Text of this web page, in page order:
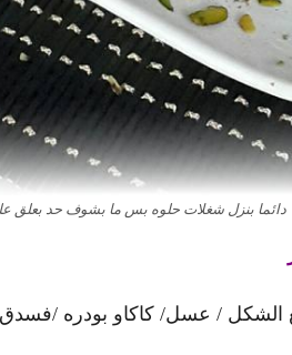
دائما بنزل شغلات حلوه بس ما بشوف حد بعلق